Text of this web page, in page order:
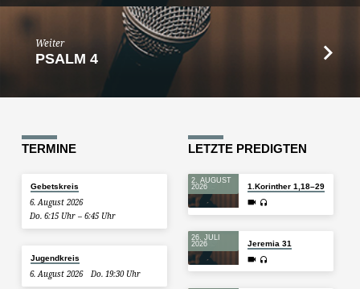
Weiter
PSALM 4
TERMINE
Gebetskreis
6. August 2026
Do. 6:15 Uhr – 6:45 Uhr
Jugendkreis
6. August 2026 Do. 19:30 Uhr
LETZTE PREDIGTEN
2. AUGUST
2026
1.Korinther 1,18–29
26. JULI
2026
Jeremia 31